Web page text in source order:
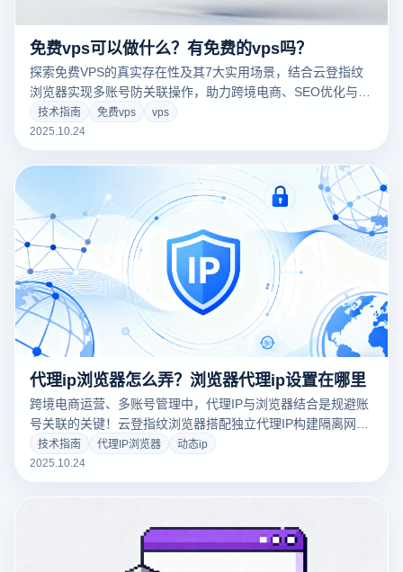
免费vps可以做什么？有免费的vps吗？
探索免费VPS的真实存在性及其7大实用场景，结合云登指纹
浏览器实现多账号防关联操作，助力跨境电商、SEO优化与自
动化任务。了解技术边界，安全合规使用资源。
技术指南 免费vps
vps
2025.10.24
代理ip浏览器怎么弄？浏览器代理ip设置在哪里
跨境电商运营、多账号管理中，代理IP与浏览器结合是规避账
号关联的关键！云登指纹浏览器搭配独立代理IP构建隔离网络
环境，解决浏览器指纹识别问题，还能实现多开浏览器与IP精
准匹配，详解设置方法与核心逻辑。
技术指南 代理IP浏览器
动态ip
2025.10.24